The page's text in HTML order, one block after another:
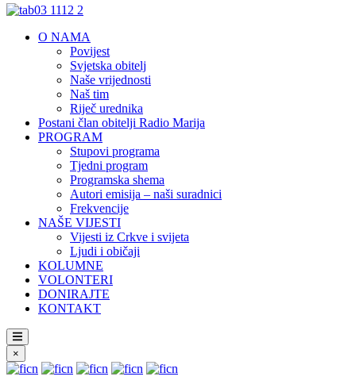
O NAMA
Povijest
Svjetska obitelj
Naše vrijednosti
Naš tim
Riječ urednika
Postani član obitelji Radio Marija
PROGRAM
Stupovi programa
Tjedni program
Programska shema
Autori emisija – naši suradnici
Frekvencije
NAŠE VIJESTI
Vijesti iz Crkve i svijeta
Ljudi i običaji
KOLUMNE
VOLONTERI
DONIRAJTE
KONTAKT
×